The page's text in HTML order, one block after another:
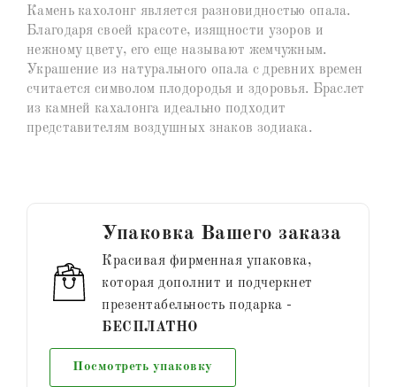
Камень кахолонг является разновидностью опала.
Благодаря своей красоте, изящности узоров и
нежному цвету, его еще называют жемчужным.
Украшение из натурального опала с древних времен
считается символом плодородья и здоровья. Браслет
из камней кахалонга идеально подходит
представителям воздушных знаков зодиака.
Упаковка Вашего заказа
Красивая фирменная упаковка,
которая дополнит и подчеркнет
презентабельность подарка -
БЕСПЛАТНО
Посмотреть упаковку